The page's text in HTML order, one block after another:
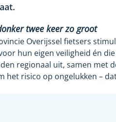
twee keer zo groot
Overijssel fietsers
hun eigen veiligheid én
regionaal uit, samen met
het risico op ongelukken –